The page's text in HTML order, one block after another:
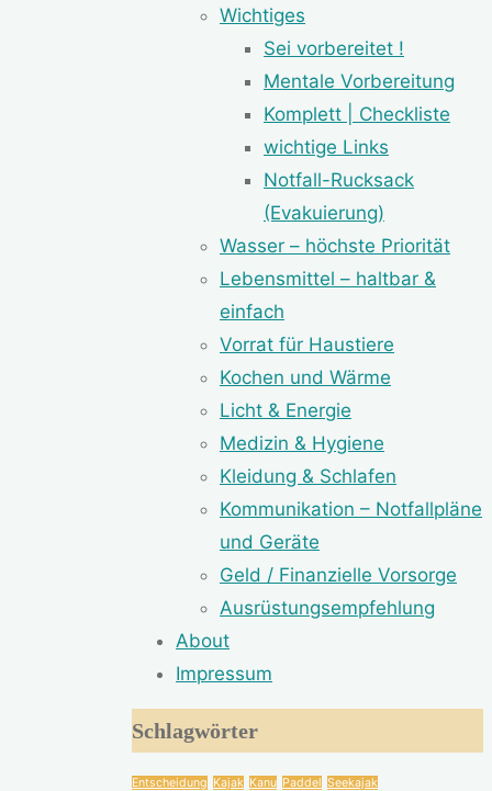
Wichtiges
Sei vorbereitet !
Mentale Vorbereitung
Komplett | Checkliste
wichtige Links
Notfall-Rucksack
(Evakuierung)
Wasser – höchste Priorität
Lebensmittel – haltbar &
einfach
Vorrat für Haustiere
Kochen und Wärme
Licht & Energie
Medizin & Hygiene
Kleidung & Schlafen
Kommunikation – Notfallpläne
und Geräte
Geld / Finanzielle Vorsorge
Ausrüstungsempfehlung
About
Impressum
Schlagwörter
Entscheidung Kajak Kanu Paddel Seekajak